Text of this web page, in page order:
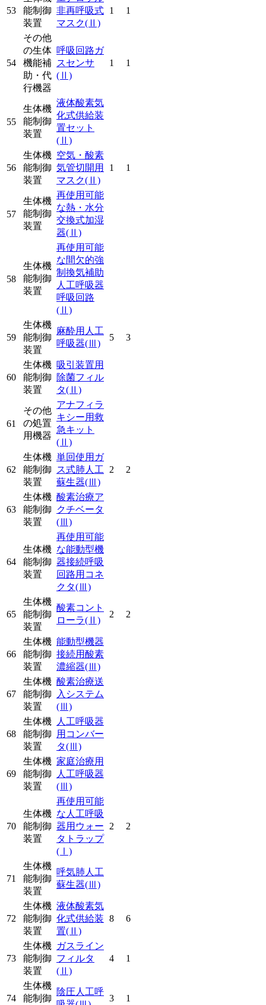
53
能制御
装置
非再呼吸式
マスク(Ⅱ)
1 1
54
その他
の生体
機能補
助・代
行機器
呼吸回路ガ
スセンサ
(Ⅱ)
1 1
55
生体機
能制御
装置
液体酸素気
化式供給装
置セット
(Ⅱ)
56
生体機
能制御
装置
空気・酸素
気管切開用
マスク(Ⅱ)
1 1
57
生体機
能制御
装置
再使用可能
な熱・水分
交換式加湿
器(Ⅱ)
58
生体機
能制御
装置
再使用可能
な間欠的強
制換気補助
人工呼吸器
呼吸回路
(Ⅱ)
59
生体機
能制御
装置
麻酔用人工
呼吸器(Ⅲ)
5 3
60
生体機
能制御
装置
吸引装置用
除菌フィル
タ(Ⅱ)
61
その他
の処置
用機器
アナフィラ
キシー用救
急キット
(Ⅱ)
62
生体機
能制御
装置
単回使用ガ
ス式肺人工
蘇生器(Ⅲ)
2 2
63
生体機
能制御
装置
酸素治療ア
クチベータ
(Ⅲ)
64
生体機
能制御
装置
再使用可能
な能動型機
器接続呼吸
回路用コネ
クタ(Ⅲ)
65
生体機
能制御
装置
酸素コント
ローラ(Ⅱ)
2 2
66
生体機
能制御
装置
能動型機器
接続用酸素
濃縮器(Ⅲ)
67
生体機
能制御
装置
酸素治療送
入システム
(Ⅲ)
68
生体機
能制御
装置
人工呼吸器
用コンバー
タ(Ⅲ)
69
生体機
能制御
装置
家庭治療用
人工呼吸器
(Ⅲ)
70
生体機
能制御
装置
再使用可能
な人工呼吸
器用ウォー
タトラップ
(Ⅰ)
2 2
71
生体機
能制御
装置
呼気肺人工
蘇生器(Ⅲ)
72
生体機
能制御
装置
液体酸素気
化式供給装
置(Ⅱ)
8 6
73
生体機
能制御
装置
ガスライン
フィルタ
(Ⅱ)
4 1
74
生体機
能制御
陰圧人工呼
3 1